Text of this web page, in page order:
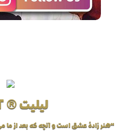
لیلیت ® LILIT
“هنر زادهٔ عشق است و آنچه که بعد از ما